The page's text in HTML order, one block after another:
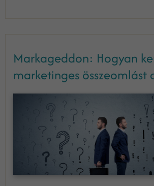
Markageddon: Hogyan
marketinges összeomlást